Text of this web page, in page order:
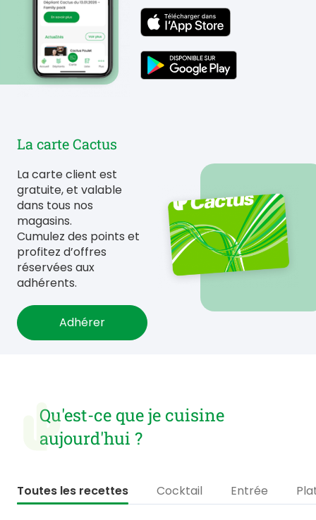
La carte Cactus
La carte client est
gratuite, et valable
dans tous nos
magasins.
Cumulez des points et
profitez d’offres
réservées aux
adhérents.
Adhérer
Qu'est-ce que je cuisine
aujourd'hui ?
Toutes les recettes Cocktail Entrée